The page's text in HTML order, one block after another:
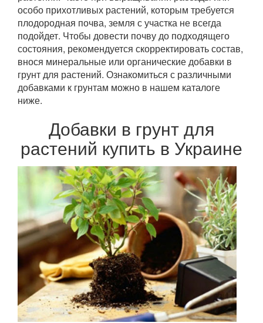
особо прихотливых растений, которым требуется
плодородная почва, земля с участка не всегда
подойдет. Чтобы довести почву до подходящего
состояния, рекомендуется скорректировать состав,
внося минеральные или органические добавки в
грунт для растений. Ознакомиться с различными
добавками к грунтам можно в нашем каталоге
ниже.
Добавки в грунт для
растений купить в Украине